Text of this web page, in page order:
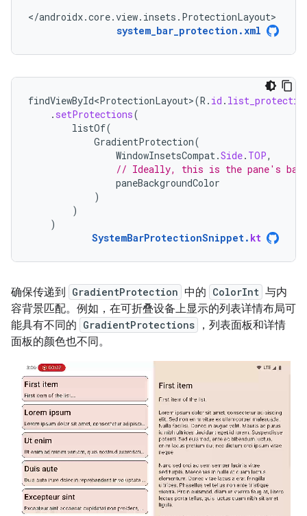
</androidx.core.view.insets.ProtectionLayout>
system_bar_protection.xml
findViewById<ProtectionLayout>(R . id .
. setProtections(
listOf(
GradientProtection(
WindowInsetsCompat.Side. TOP,
// Ideally, this is the pane's
paneBackgroundColor
)
)
)
SystemBarProtectionSnippet. kt
确保传递到 GradientProtection 中的 ColorInt 与内
容背景匹配。例如，在可折叠设备上显示的列表详情布局可
能具有不同的 GradientProtections
，列表面板和详情
面板的颜色也不同。